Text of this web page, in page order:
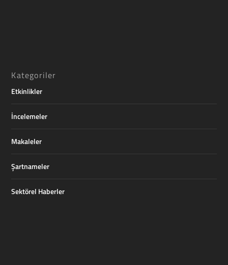
Kategoriler
Etkinlikler
İncelemeler
Makaleler
Şartnameler
Sektörel Haberler